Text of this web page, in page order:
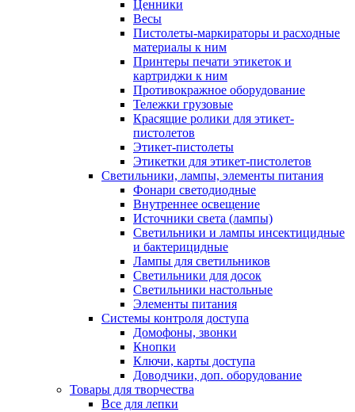
Ценники
Весы
Пистолеты-маркираторы и расходные
материалы к ним
Принтеры печати этикеток и
картриджи к ним
Противокражное оборудование
Тележки грузовые
Красящие ролики для этикет-
пистолетов
Этикет-пистолеты
Этикетки для этикет-пистолетов
Светильники, лампы, элементы питания
Фонари светодиодные
Внутреннее освещение
Источники света (лампы)
Светильники и лампы инсектицидные
и бактерицидные
Лампы для светильников
Светильники для досок
Светильники настольные
Элементы питания
Системы контроля доступа
Домофоны, звонки
Кнопки
Ключи, карты доступа
Доводчики, доп. оборудование
Товары для творчества
Все для лепки